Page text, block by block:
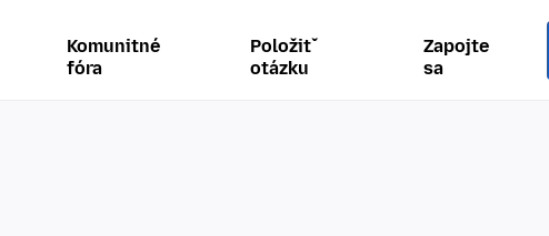
Komunitné
fóra
Položiť
otázku
Zapojte
sa